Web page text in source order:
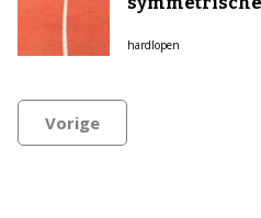
hardlopen
Vorige